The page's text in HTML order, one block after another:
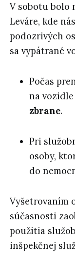
V sobotu bolo
Leváre, kde
podozrivých
sa vypátrané
Počas
na vozidle
zbrane.
Pri
osoby,
do
Vyšetrovaním
súčasnosti
použitia
inšpekčnej